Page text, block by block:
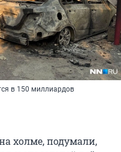
в 150 миллиардов
холме, подумали,